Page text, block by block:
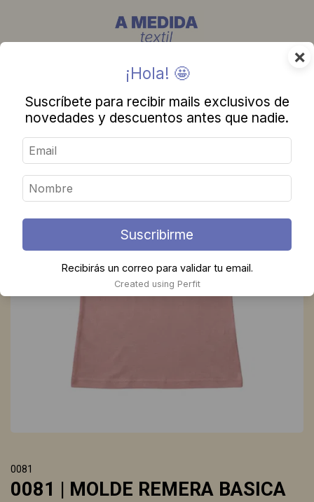
0081
0081 | MOLDE REMERA BASICA
×
¡Hola! 🤩
Suscríbete para recibir mails exclusivos de
novedades y descuentos antes que nadie.
Suscribirme
Recibirás un correo para validar tu email.
Created using Perfit